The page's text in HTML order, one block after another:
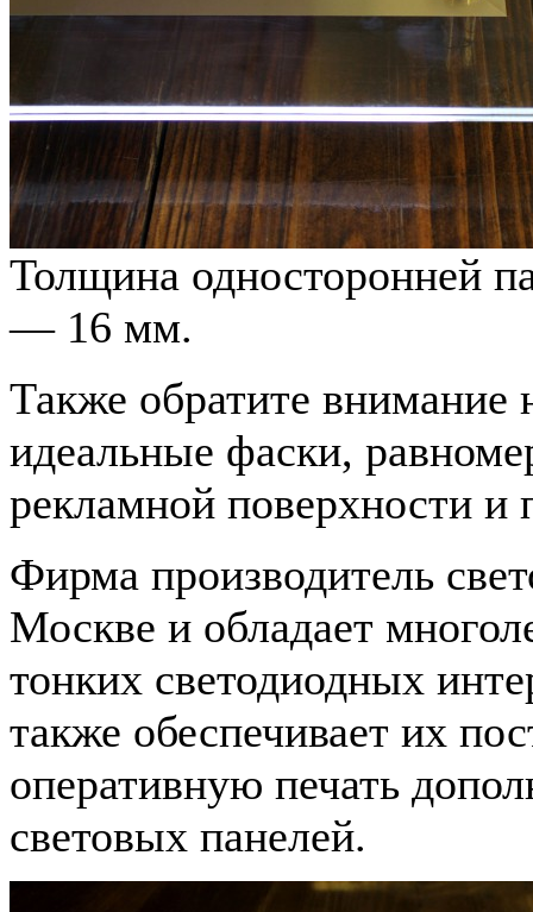
Толщина односторонней
— 16 мм.
Также обратите внимание
идеальные фаски,
рекламной поверхности и
Фирма производитель
Москве и обладает
тонких светодиодных
также обеспечивает их
оперативную печать
световых панелей.